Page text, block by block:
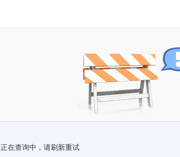
正在查询中，请刷新重试